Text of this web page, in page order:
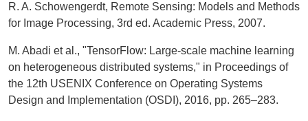
R. A. Schowengerdt, Remote Sensing: Models and Methods
for Image Processing, 3rd ed. Academic Press, 2007.
M. Abadi et al., "TensorFlow: Large-scale machine learning
on heterogeneous distributed systems," in Proceedings of
the 12th USENIX Conference on Operating Systems
Design and Implementation (OSDI), 2016, pp. 265–283.